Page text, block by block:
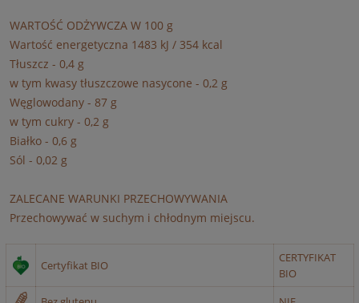
WARTOŚĆ ODŻYWCZA W 100 g
Wartość energetyczna 1483 kJ / 354 kcal
Tłuszcz - 0,4 g
w tym kwasy tłuszczowe nasycone - 0,2 g
Węglowodany - 87 g
w tym cukry - 0,2 g
Białko - 0,6 g
Sól - 0,02 g
ZALECANE WARUNKI PRZECHOWYWANIA
Przechowywać w suchym i chłodnym miejscu.
Certyfikat BIO
CERTYFIKAT
BIO